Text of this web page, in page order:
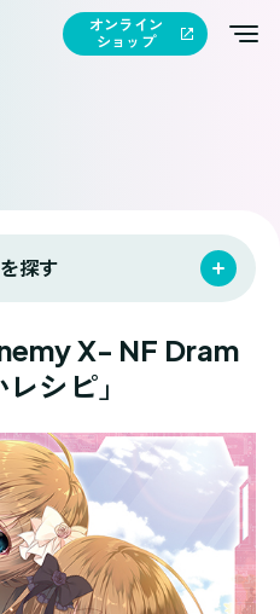
オンライン
ショップ
探す
X- NF Dram
シピ」